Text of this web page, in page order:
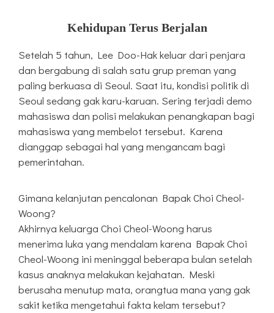
Kehidupan Terus Berjalan
Setelah 5 tahun, Lee Doo-Hak keluar dari penjara
dan bergabung di salah satu grup preman yang
paling berkuasa di Seoul. Saat itu, kondisi politik di
Seoul sedang gak karu-karuan. Sering terjadi demo
mahasiswa dan polisi melakukan penangkapan bagi
mahasiswa yang membelot tersebut. Karena
dianggap sebagai hal yang mengancam bagi
pemerintahan.
Gimana kelanjutan pencalonan Bapak Choi Cheol-
Woong?
Akhirnya keluarga Choi Cheol-Woong harus
menerima luka yang mendalam karena Bapak Choi
Cheol-Woong ini meninggal beberapa bulan setelah
kasus anaknya melakukan kejahatan. Meski
berusaha menutup mata, orangtua mana yang gak
sakit ketika mengetahui fakta kelam tersebut?